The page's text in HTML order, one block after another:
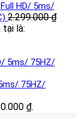
HD/ 5ms/
2.299.000₫
tại là:
75HZ/
₫.